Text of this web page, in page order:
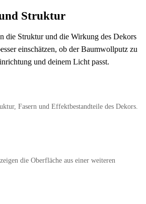
Struktur
die Struktur und die Wirkung des Dekors
einschätzen, ob der Baumwollputz zu
und deinem Licht passt.
Fasern und Effektbestandteile des Dekors.
die Oberfläche aus einer weiteren